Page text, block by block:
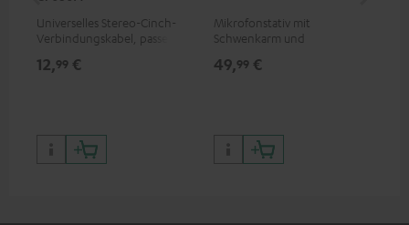
Universelles Stereo-Cinch-
Verbindungskabel, passend
Buchsen
12,99 €
Mikrofonstativ mit
Schwenkarm und
alle gängigen Mikrofone (z. B.
49,99 €